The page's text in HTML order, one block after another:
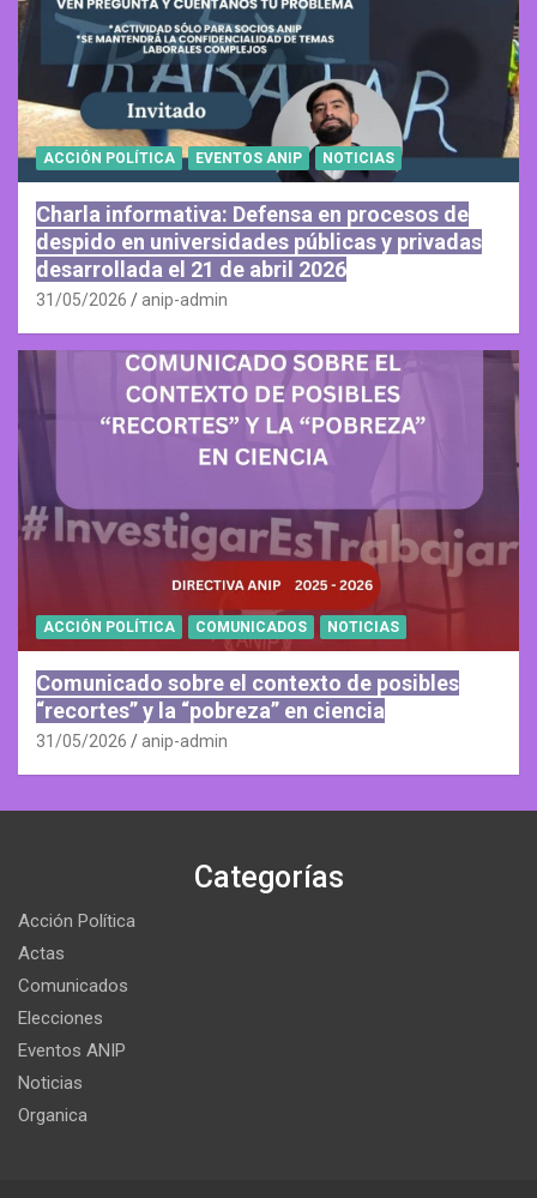
ACCIÓN POLÍTICA EVENTOS ANIP NOTICIAS
Charla informativa: Defensa en procesos de
despido en universidades públicas y privadas
desarrollada el 21 de abril 2026
31/05/2026 anip-admin
ACCIÓN POLÍTICA COMUNICADOS NOTICIAS
Comunicado sobre el contexto de posibles
“recortes” y la “pobreza” en ciencia
31/05/2026 anip-admin
Categorías
Acción Política
Actas
Comunicados
Elecciones
Eventos ANIP
Noticias
Organica